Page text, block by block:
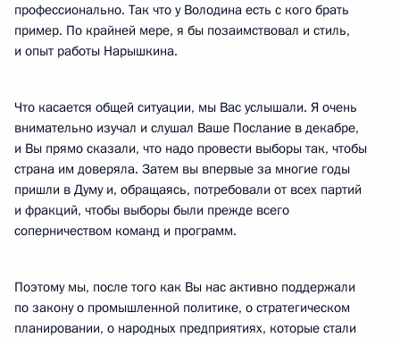
профессионально. Так что у Володина есть с кого брать
пример. По крайней мере, я бы позаимствовал и стиль,
и опыт работы Нарышкина.
Что касается общей ситуации, мы Вас услышали. Я очень
внимательно изучал и слушал Ваше Послание в декабре,
и Вы прямо сказали, что надо провести выборы так, чтобы
страна им доверяла. Затем вы впервые за многие годы
пришли в Думу и, обращаясь, потребовали от всех партий
и фракций, чтобы выборы были прежде всего
соперничеством команд и программ.
Поэтому мы, после того как Вы нас активно поддержали
по закону о промышленной политике, о стратегическом
планировании, о народных предприятиях, которые стали